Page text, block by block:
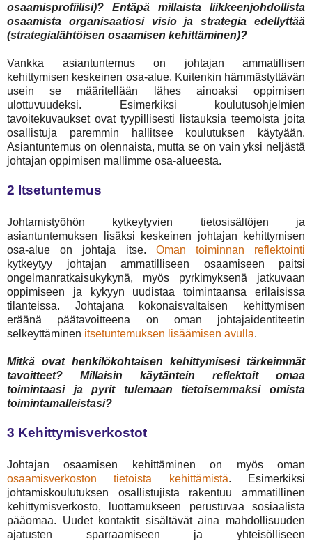
osaamisprofiilisi)? Entäpä millaista liikkeenjohdollista
osaamista organisaatiosi visio ja strategia edellyttää
(strategialähtöisen osaamisen kehittäminen)?
Vankka asiantuntemus on johtajan ammatillisen
kehittymisen keskeinen osa-alue. Kuitenkin hämmästyttävän
usein se määritellään lähes ainoaksi oppimisen
ulottuvuudeksi. Esimerkiksi koulutusohjelmien
tavoitekuvaukset ovat tyypillisesti listauksia teemoista joita
osallistuja paremmin hallitsee koulutuksen käytyään.
Asiantuntemus on olennaista, mutta se on vain yksi neljästä
johtajan oppimisen mallimme osa-alueesta.
2 Itsetuntemus
Johtamistyöhön kytkeytyvien tietosisältöjen ja
asiantuntemuksen lisäksi keskeinen johtajan kehittymisen
osa-alue on johtaja itse. Oman toiminnan reflektointi
kytkeytyy johtajan ammatilliseen osaamiseen paitsi
ongelmanratkaisukykynä, myös pyrkimyksenä jatkuvaan
oppimiseen ja kykyyn uudistaa toimintaansa erilaisissa
tilanteissa. Johtajana kokonaisvaltaisen kehittymisen
eräänä päätavoitteena on oman johtajaidentiteetin
selkeyttäminen itsetuntemuksen lisäämisen avulla.
Mitkä ovat henkilökohtaisen kehittymisesi tärkeimmät
tavoitteet? Millaisin käytäntein reflektoit omaa
toimintaasi ja pyrit tulemaan tietoisemmaksi omista
toimintamalleistasi?
3 Kehittymisverkostot
Johtajan osaamisen kehittäminen on myös oman
osaamisverkoston tietoista kehittämistä. Esimerkiksi
johtamiskoulutuksen osallistujista rakentuu ammatillinen
kehittymisverkosto, luottamukseen perustuvaa sosiaalista
pääomaa. Uudet kontaktit sisältävät aina mahdollisuuden
ajatusten sparraamiseen ja yhteisölliseen